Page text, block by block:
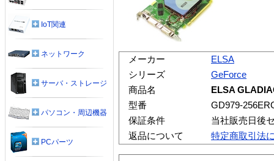
メーカー
ELSA
シリーズ
GeForce
商品名
ELSA
型番
GD979-
保証条件
当社販売日後
返品について
特定商取引法
IoT関連
ネットワーク
サーバ・ストレージ
パソコン・周辺機器
PCパーツ